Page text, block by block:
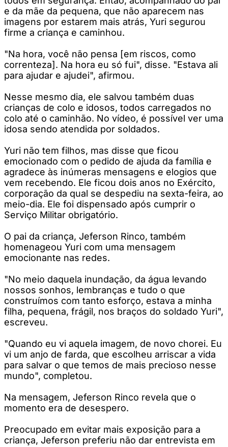
e da mãe da pequena, que não aparecem nas
imagens por estarem mais atrás, Yuri segurou
firme a criança e caminhou.
"Na hora, você não pensa [em riscos, como
correnteza]. Na hora eu só fui", disse. "Estava ali
para ajudar e ajudei", afirmou.
Nesse mesmo dia, ele salvou também duas
crianças de colo e idosos, todos carregados no
colo até o caminhão. No vídeo, é possível ver uma
idosa sendo atendida por soldados.
Yuri não tem filhos, mas disse que ficou
emocionado com o pedido de ajuda da família e
agradece às inúmeras mensagens e elogios que
vem recebendo. Ele ficou dois anos no Exército,
corporação da qual se despediu na sexta-feira, ao
meio-dia. Ele foi dispensado após cumprir o
Serviço Militar obrigatório.
O pai da criança, Jeferson Rinco, também
homenageou Yuri com uma mensagem
emocionante nas redes.
"No meio daquela inundação, da água levando
nossos sonhos, lembranças e tudo o que
construímos com tanto esforço, estava a minha
filha, pequena, frágil, nos braços do soldado Yuri",
escreveu.
"Quando eu vi aquela imagem, de novo chorei. Eu
vi um anjo de farda, que escolheu arriscar a vida
para salvar o que temos de mais precioso nesse
mundo", completou.
Na mensagem, Jeferson Rinco revela que o
momento era de desespero.
Preocupado em evitar mais exposição para a
criança, Jeferson preferiu não dar entrevista em